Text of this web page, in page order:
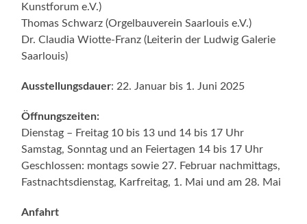
Kunstforum e.V.)
Thomas Schwarz (Orgelbauverein Saarlouis e.V.)
Dr. Claudia Wiotte-Franz (Leiterin der Ludwig Galerie
Saarlouis)
Ausstellungsdauer: 22. Januar bis 1. Juni 2025
Öffnungszeiten:
Dienstag – Freitag 10 bis 13 und 14 bis 17 Uhr
Samstag, Sonntag und an Feiertagen 14 bis 17 Uhr
Geschlossen: montags sowie 27. Februar nachmittags,
Fastnachtsdienstag, Karfreitag, 1. Mai und am 28. Mai
Anfahrt